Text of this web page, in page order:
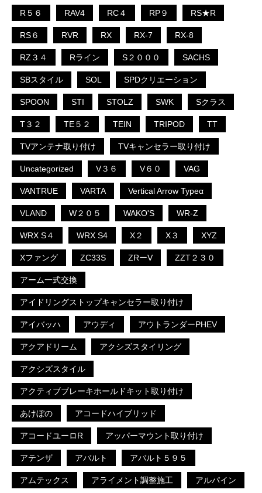
R５６ RAV4 RC４ RP９ RS★R
RS６ RVR RX RX-7 RX-8
RZ３４ Rライン S２０００ SACHS
SBスタイル SOL SPDクリエーション
SPOON STI STOLZ SWK Sクラス
T３２ TE５２ TEIN TRIPOD TT
TVアンテナ取り付け TVキャンセラー取り付け
Uncategorized V３６ V６０ VAG
VANTRUE VARTA Vertical Arrow Typeα
VLAND W２０５ WAKO'S WR-Z
WRX S４ WRX S4 X２ X３ XYZ
Xファング ZC33S ZRーV ZZT２３０
アーム一式交換
アイドリングストップキャンセラー取り付け
アイバッハ アウディ アウトランダーPHEV
アクアドリーム アクシズスタイリング
アクシズスタイル
アクティブブレーキホールドキット取り付け
あけぼの アコードハイブリッド
アコードユーロR アッパーマウント取り付け
アテンザ アバルト アバルト５９５
アムテックス アライメント調整施工 アルパイン